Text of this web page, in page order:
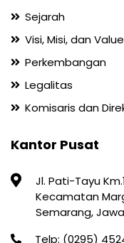
Sejarah
Visi, Misi, dan Value
Perkembangan
Legalitas
Komisaris dan
Kantor Pusat
Jl. Pati-Tayu
Kecamatan
Semarang,
Telp: (0295)